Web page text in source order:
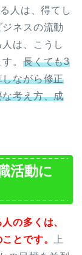
人は、得てし
ネスの流動
は、こうし
。 長くても3
ながら修正
考え方、成
活動に
の多くは、
とです。
上